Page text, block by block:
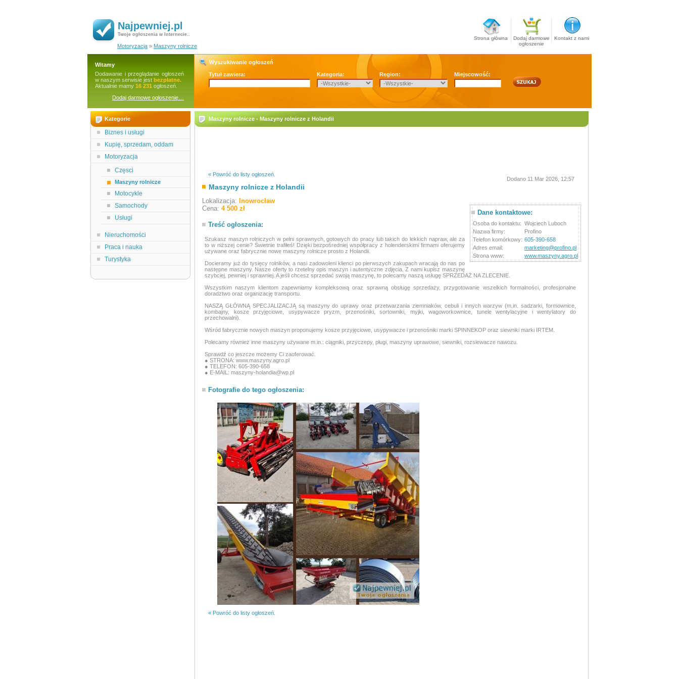
Najpewniej.pl
Twoje ogłoszenia w Internecie..
Strona główna
Dodaj darmowe
ogłoszenie
Kontakt z nami
Motoryzacja » Maszyny rolnicze
Witamy
Dodawanie i przeglądanie ogłoszeń
w naszym serwisie jest bezpłatne.
Aktualnie mamy 16 231 ogłoszeń.
Dodaj darmowe ogłoszenie…
Wyszukiwanie ogłoszeń
Tytuł zawiera:
Kategoria: Region: Miejscowość:
Kategorie
Biznes i usługi
Kupię, sprzedam, oddam
Motoryzacja
Częsci
Maszyny rolnicze
Motocykle
Samochody
Usługi
Nieruchomości
Praca i nauka
Turystyka
Maszyny rolnicze - Maszyny rolnicze z Holandii
« Powróć do listy ogłoszeń.
Maszyny rolnicze z Holandii
Dodano 11 Mar 2026, 12:57
Lokalizacja: Inowrocław
Dane kontaktowe:
Osoba do kontaktu: Wojciech Luboch
Nazwa firmy:
Profino
Telefon komórkowy: 605-390-658
Adres email:
marketing@profino.pl
Strona www:
www.maszyny.agro.pl
Cena: 4 500 zł
Treść ogłoszenia:
Szukasz maszyn rolniczych w pełni sprawnych, gotowych do pracy lub takich do lekkich napraw, ale za
to w niższej cenie? Świetnie trafiłeś! Dzięki bezpośredniej współpracy z holenderskimi firmami oferujemy
używane oraz fabrycznie nowe maszyny rolnicze prosto z Holandii.
Docieramy już do tysięcy rolników, a nasi zadowoleni klienci po pierwszych zakupach wracają do nas po
następne maszyny. Nasze oferty to rzetelny opis maszyn i autentyczne zdjęcia. Z nami kupisz maszynę
szybciej, pewniej i sprawniej. A jeśli chcesz sprzedać swoją maszynę, to polecamy naszą usługę SPRZEDAŻ NA ZLECENIE.
Wszystkim naszym klientom zapewniamy kompleksową oraz sprawną obsługę sprzedaży, przygotowanie wszelkich formalności, profesjonalne
doradztwo oraz organizację transportu.
NASZĄ GŁÓWNĄ SPECJALIZACJĄ są maszyny do uprawy oraz przetwarzania ziemniaków, cebuli i innych warzyw (m.in. sadzarki, formownice,
kombajny, kosze przyjęciowe, usypywacze pryzm, przenośniki, sortowniki, myjki, wagoworkownice, tunele wentylacyjne i wentylatory do
przechowalni).
Wśród fabrycznie nowych maszyn proponujemy kosze przyjęciowe, usypywacze i przenośniki marki SPINNEKOP oraz siewniki marki IRTEM.
Polecamy również inne maszyny używane m.in.: ciągniki, przyczepy, pługi, maszyny uprawowe, siewniki, rozsiewacze nawozu.
Sprawdź co jeszcze możemy Ci zaoferować.
● STRONA: www.maszyny.agro.pl
● TELEFON: 605-390-658
● E-MAIL: maszyny-holandia@wp.pl
Fotografie do tego ogłoszenia:
« Powróć do listy ogłoszeń.